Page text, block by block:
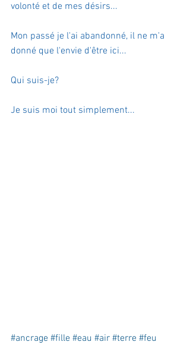
volonté et de mes désirs...
Mon passé je l'ai abandonné, il ne m'a
donné que l'envie d'être ici...
Qui suis-je?
Je suis moi tout simplement...
#ancrage #fille #eau #air #terre #feu